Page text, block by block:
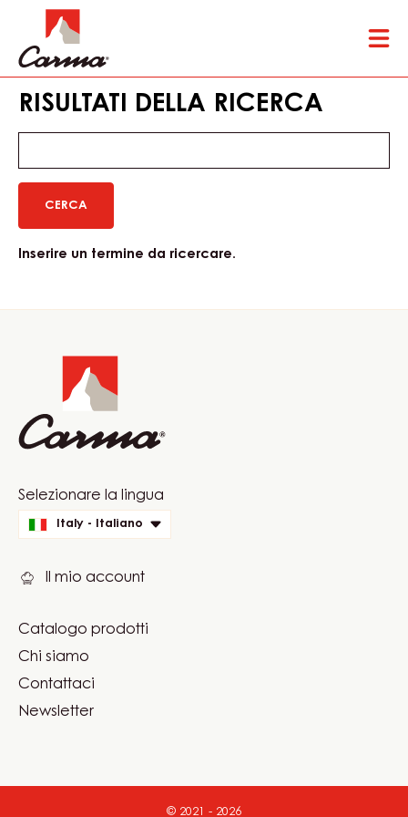
to
main
content
RISULTATI DELLA RICERCA
Inserire un termine da ricercare.
Website
quick
Selezionare la lingua
Italy - Italiano
Il mio account
Footer
Carma
Catalogo prodotti
Chi siamo
Contattaci
Newsletter
© 2021 - 2026